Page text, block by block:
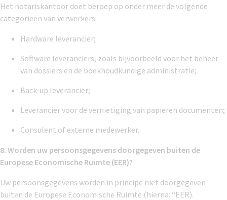
Het notariskantoor doet beroep op onder meer de volgende
categorieën van verwerkers:
Hardware leverancier;
Software leveranciers, zoals bijvoorbeeld voor het beheer
van dossiers en de boekhoudkundige administratie;
Back-up leverancier;
Leverancier voor de vernietiging van papieren documenten;
Consulent of externe medewerker.
8. Worden uw persoonsgegevens doorgegeven buiten de
Europese Economische Ruimte (EER)?
Uw persoonsgegevens worden in principe niet doorgegeven
buiten de Europese Economische Ruimte (hierna: “EER).